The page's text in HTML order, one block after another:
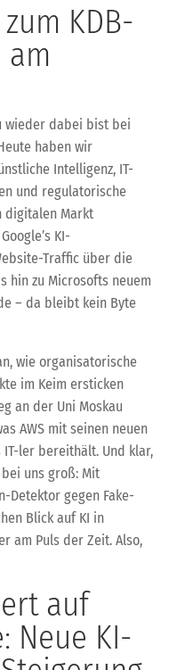
KDB-
am
wieder dabei bist bei
haben wir
Intelligenz, IT-
und regulatorische
digitalen Markt
KI-
Traffic über die
hin zu Microsofts neuem
– da bleibt kein Byte
wie organisatorische
im Keim ersticken
an der Uni Moskau
AWS mit seinen neuen
IT-ler bereithält. Und klar,
uns groß: Mit
Detektor gegen Fake-
Blick auf KI in
am Puls der Zeit. Also,
auf
Neue KI-